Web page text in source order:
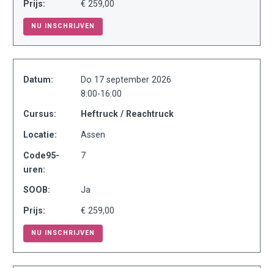
Prijs: € 259,00
NU INSCHRIJVEN
Datum:
Do 17 september 2026
8:00-16:00
Cursus: Heftruck / Reachtruck
Locatie: Assen
Code95-
uren:
7
SOOB: Ja
Prijs: € 259,00
NU INSCHRIJVEN